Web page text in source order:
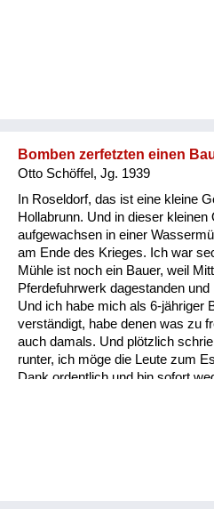
Bomben zerfetzten einen
Otto Schöffel, Jg. 1939
In Roseldorf, das ist eine kleine
Hollabrunn. Und in dieser kleinen
aufgewachsen in einer
am Ende des Krieges. Ich war
Mühle ist noch ein Bauer, weil
Pferdefuhrwerk dagestanden
Und ich habe mich als 6-jähriger
verständigt, habe denen was zu
auch damals. Und plötzlich
runter, ich möge die Leute zum
Dank ordentlich und bin sofort